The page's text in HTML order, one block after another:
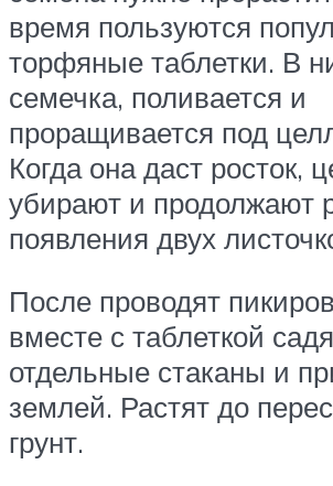
время пользуются
торфяные таблетки. В
семечка, поливается и
проращивается под
Когда она даст росток,
убирают и продолжают
появления двух
После проводят
вместе с таблеткой
отдельные стаканы и
землей. Растят до
грунт.